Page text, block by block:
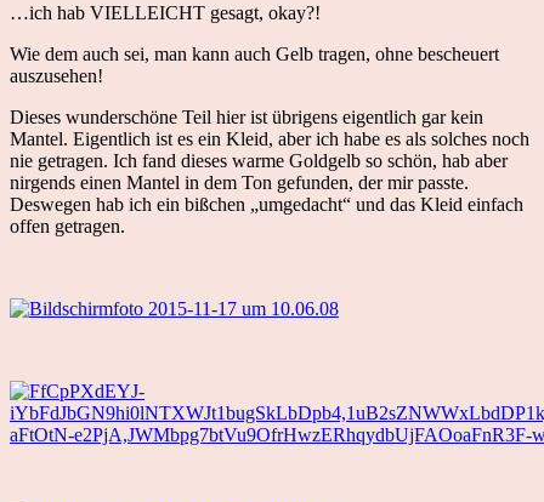
…ich hab VIELLEICHT gesagt, okay?!
Wie dem auch sei, man kann auch Gelb tragen, ohne bescheuert
auszusehen!
Dieses wunderschöne Teil hier ist übrigens eigentlich gar kein
Mantel. Eigentlich ist es ein Kleid, aber ich habe es als solches noch
nie getragen. Ich fand dieses warme Goldgelb so schön, hab aber
nirgends einen Mantel in dem Ton gefunden, der mir passte.
Deswegen hab ich ein bißchen „umgedacht“ und das Kleid einfach
offen getragen.